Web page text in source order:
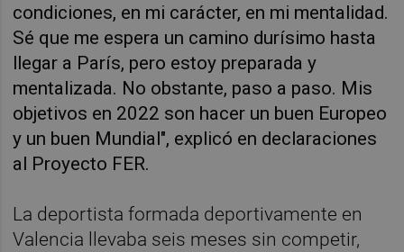
condiciones, en mi carácter, en mi mentalidad.
Sé que me espera un camino durísimo hasta
llegar a París, pero estoy preparada y
mentalizada. No obstante, paso a paso. Mis
objetivos en 2022 son hacer un buen Europeo
y un buen Mundial", explicó en declaraciones
al Proyecto FER.
La deportista formada deportivamente en
Valencia llevaba seis meses sin competir,